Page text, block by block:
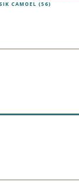
CAMOEL (56)